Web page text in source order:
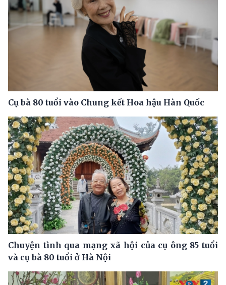
Cụ bà 80 tuổi vào Chung kết Hoa hậu Hàn Quốc
Chuyện tình qua mạng xã hội của cụ ông 85 tuổi
và cụ bà 80 tuổi ở Hà Nội